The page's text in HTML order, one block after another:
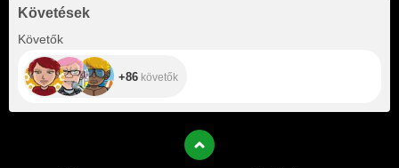
Követések
Követők
+86 követők